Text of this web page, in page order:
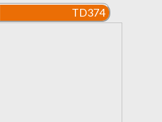
TD374